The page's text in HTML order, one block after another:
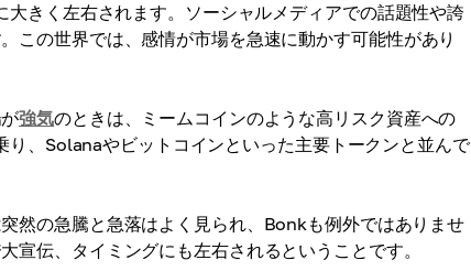
きく左右されます。ソーシャルメディアでの話題性や誇
この世界では、感情が市場を急速に動かす可能性があり
強気のときは、ミームコインのような高リスク資産への
、Solanaやビットコインといった主要トークンと並んで
然の急騰と急落はよく見られ、Bonkも例外ではありませ
伝、タイミングにも左右されるということです。